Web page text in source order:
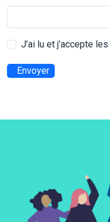
J’ai lu et j’accepte les
Envoyer